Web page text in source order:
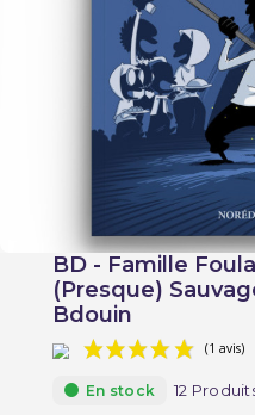
BD - Famille
(Presque)
Bdouin
En stock 12